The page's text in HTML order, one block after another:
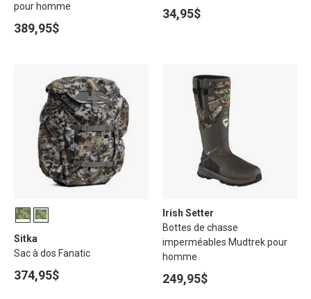
pour homme
389,95$
34,95$
Sitka
Sac à dos Fanatic
374,95$
Irish Setter
Bottes de chasse
imperméables Mudtrek pour
homme
249,95$